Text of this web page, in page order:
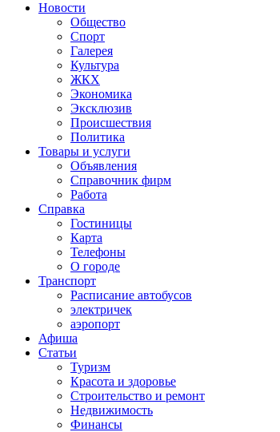
Новости
Общество
Спорт
Галерея
Культура
ЖКХ
Экономика
Эксклюзив
Проиcшествия
Политика
Товары и услуги
Объявления
Справочник фирм
Работа
Справка
Гостиницы
Карта
Телефоны
О городе
Транспорт
Расписание автобусов
электричек
аэропорт
Афиша
Статьи
Туризм
Красота и здоровье
Строительство и ремонт
Недвижимость
Финансы